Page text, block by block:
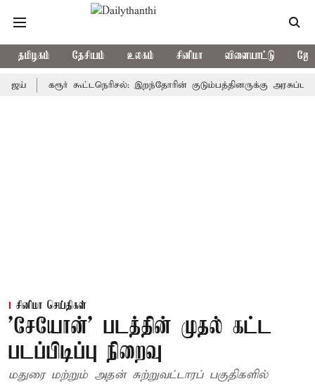
தமிழகம் தேசியம் உலகம் சினிமா விளையாட்டு
கரூர் கூட்டநெரிசல்: இறந்தோரின் குடும்பத்தினருக்கு அரசுப்பணி
சினிமா செய்திகள்
'சேயோன்' படத்தின் முதல் கட்ட
படப்பிடிப்பு நிறைவு
மதுரை மற்றும் அதன் சுற்றுவட்டாரப் பகுதிகளில்